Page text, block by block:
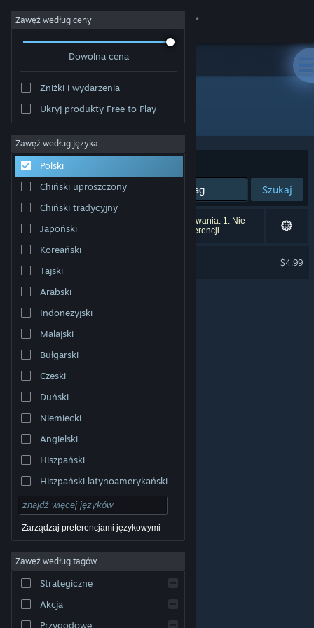
Zaloguj się
Społeczność
Informacje
Wsparcie
Zmień język
Pobierz aplikację mobilną Steam
Wersja przeglądarkowa
© Valve Corporation. Wszelkie prawa zastrzeżone.
właścicieli w Stanach Zjednoczonych i innych krajach.
dostępu
Umowa użytkownika Steam
pieniędzy |Ciasteczka
Zawęź według ceny
Dowolna cena
Zniżki i wydarzenia
Ukryj produkty Free to Play
Zawęź według języka
Polski
Chiński uproszczony
Chiński tradycyjny
Japoński
Koreański
Tajski
Arabski
Indonezyjski
Malajski
Bułgarski
Czeski
Duński
Niemiecki
Angielski
Hiszpański
Hiszpański latynoamerykański
Zarządzaj preferencjami językowymi
Zawęź według tagów
Strategiczne
Akcja
Przygodowe
Wydawca: Clops Game Studio
Sortuj według:
Szukaj
Liczba wyników pasujących do twojego wyszukiwania: 1. Nie
uwzględniono 1 tytułu na podstawie twoich preferencji.
$4.99